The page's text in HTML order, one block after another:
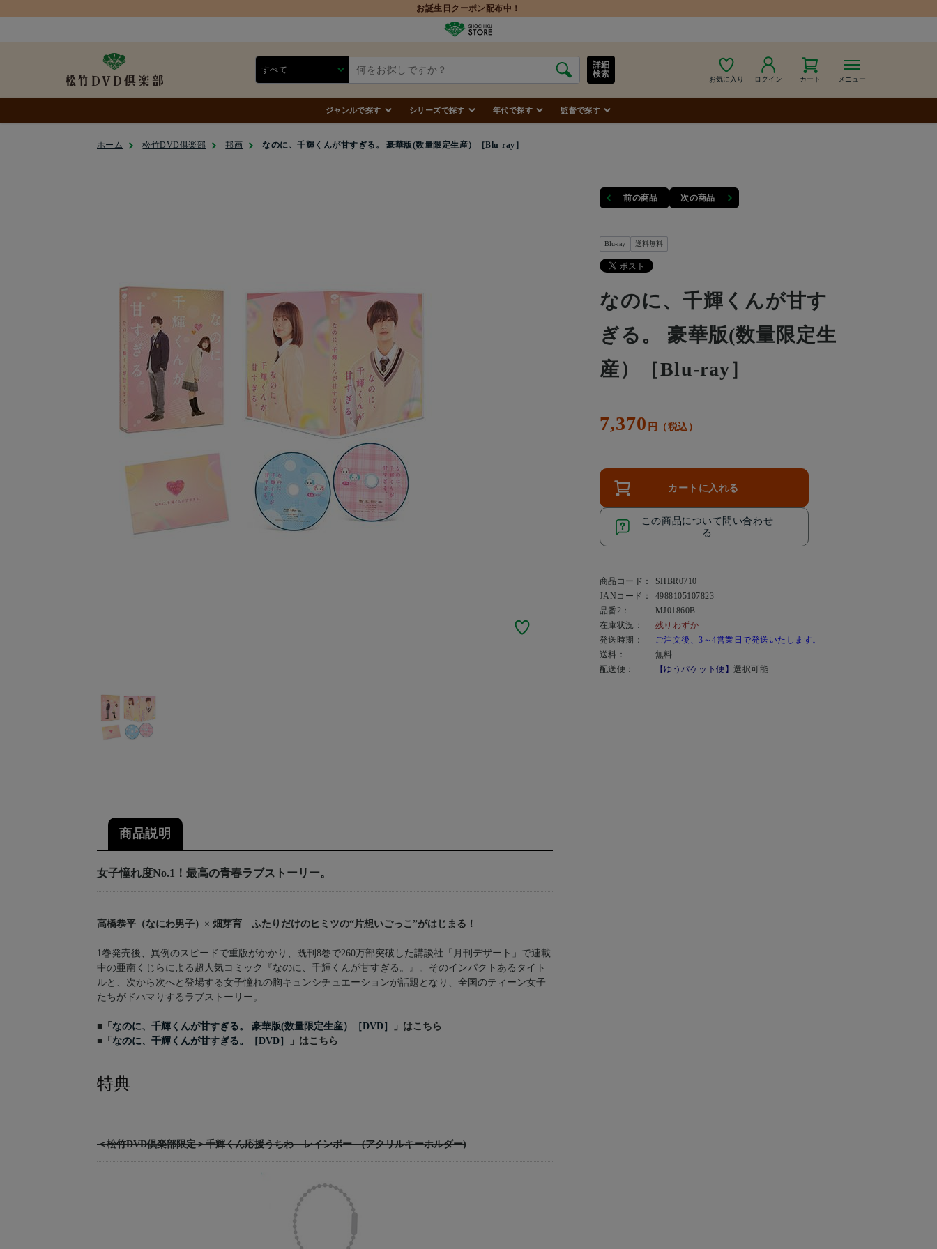
お誕生日クーポン配布中！
お気に入り ログイン カート メニュー
詳細
検索
ジャンルで探す シリーズで探す 年代で探す 監督で探す
ホーム 松竹DVD倶楽部 邦画 なのに、千輝くんが甘すぎる。 豪華版(数量限定生産）［Blu-ray］
前の商品 次の商品
Blu-ray 送料無料
なのに、千輝くんが甘す
ぎる。 豪華版(数量限定生
産）［Blu-ray］
7,370 円（税込）
カートに入れる
この商品について問い合わせ
る
商品コード：
SHBR0710
JANコード：
4988105107823
品番2：
MJ01860B
在庫状況：
残りわずか
発送時期：
ご注文後、3～4営業日で発送いたします。
送料：
無料
配送便：
【ゆうパケット便】選択可能
商品説明
女子憧れ度No.1！最高の青春ラブストーリー。
高橋恭平（なにわ男子）× 畑芽育 ふたりだけのヒミツの“片想いごっこ”がはじまる！
1巻発売後、異例のスピードで重版がかかり、既刊8巻で260万部突破した講談社「月刊デザート」で連載
中の亜南くじらによる超人気コミック『なのに、千輝くんが甘すぎる。』。そのインパクトあるタイト
ルと、次から次へと登場する女子憧れの胸キュンシチュエーションが話題となり、全国のティーン女子
たちがドハマりするラブストーリー。
■「 なのに、千輝くんが甘すぎる。 豪華版(数量限定生産）［DVD］
」はこちら
■「 なのに、千輝くんが甘すぎる。［DVD］ 」はこちら
特典
＜松竹DVD倶楽部限定＞千輝くん応援うちわ レインボー (アクリルキーホルダー)